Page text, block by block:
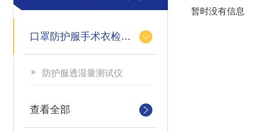
口罩防护服手术衣检测设备
防护服透湿量测试仪
查看全部
暂时没有信息